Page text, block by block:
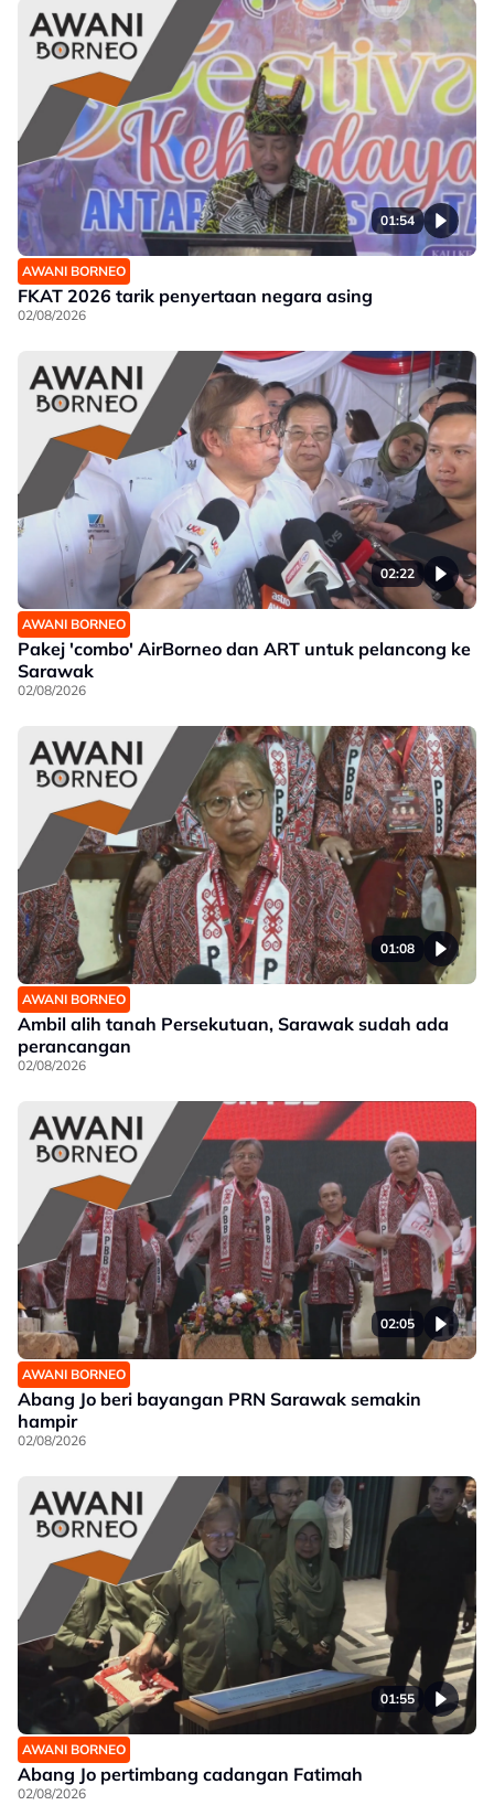
01:54
AWANI BORNEO
FKAT 2026 tarik penyertaan negara asing
02/08/2026
02:22
AWANI BORNEO
Pakej 'combo' AirBorneo dan ART untuk pelancong ke
Sarawak
02/08/2026
01:08
AWANI BORNEO
Ambil alih tanah Persekutuan, Sarawak sudah ada
perancangan
02/08/2026
02:05
AWANI BORNEO
Abang Jo beri bayangan PRN Sarawak semakin
hampir
02/08/2026
01:55
AWANI BORNEO
Abang Jo pertimbang cadangan Fatimah
02/08/2026